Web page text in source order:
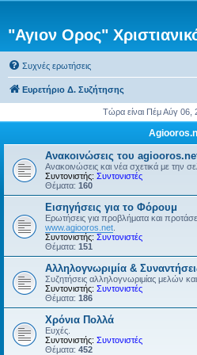
"Αγιον Ορος"
Συχνές ερωτήσεις
Ευρετήριο Δ. Συζήτησης
Τώρα είναι Πέμ Αύγ 06,
Ανακοινώσεις του
Ανακοινώσεις και νέα σχετικά με την
Συντονιστής: Συντονιστές
Θέματα: 160
Εισηγήσεις για το Φόρουμ
Ερωτήσεις για προβλήματα και
www.agiooros.net
Συντονιστής: Συντονιστές
Θέματα: 151
Αλληλογνωριμία &
Συζητήσεις αλληλογνωριμίας μελών
Συντονιστής: Συντονιστές
Θέματα: 186
Χρόνια Πολλά
Ευχές.
Συντονιστής: Συντονιστές
Θέματα: 452